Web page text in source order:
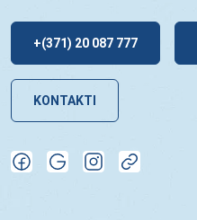
+(371) 20 087 777
KONTAKTI